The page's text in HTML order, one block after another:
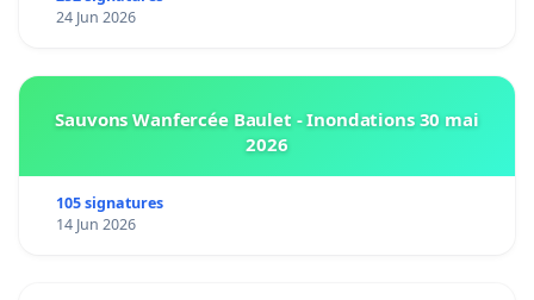
24 Jun 2026
Sauvons Wanfercée Baulet - Inondations 30 mai
2026
105 signatures
14 Jun 2026